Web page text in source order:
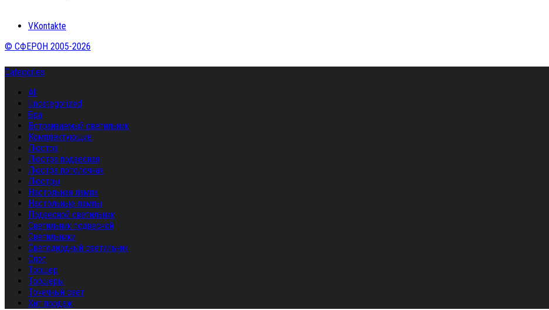
VKontakte
© СФЕРОН 2005-2026
Categories
All
Uncategorized
Бра
Встраиваемый светильник
Комплектующие
Люстра
Люстра подвесная
Люстра потолочная
Люстры
Настольная лампа
Настольные лампы
Подвесной светильник
Светильник подвесной
Светильники
Светодиодный светильник
Спот
Торшер
Торшеры
Точечный свет
Хит продаж